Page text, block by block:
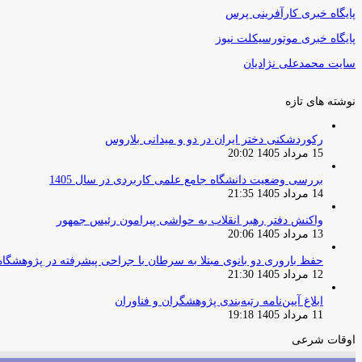
پایگاه خبری کارآفرینی پرس
پایگاه خبری موتورسیکلت نیوز
سایت محمدعلی نژادیان
نوشته های تازه
رکوردشکنی دختر ایران در دو و میدانی بلاروس
15 مرداد 1405 20:02
بررسی وضعیت دانشگاه جامع علمی کاربردی در سال 1405
14 مرداد 1405 21:35
واکنش دفتر رهبر انقلاب به حواشی پیرامون رئیس جمهور
13 مرداد 1405 20:06
حفظ باروری دو بانوی مبتلا به سرطان با جراحی پیشرفته در
12 مرداد 1405 21:30
ابلاغ آیین‌نامه رتبه‌بندی پژوهشگران و فناوران
11 مرداد 1405 19:18
اوقات شرعی